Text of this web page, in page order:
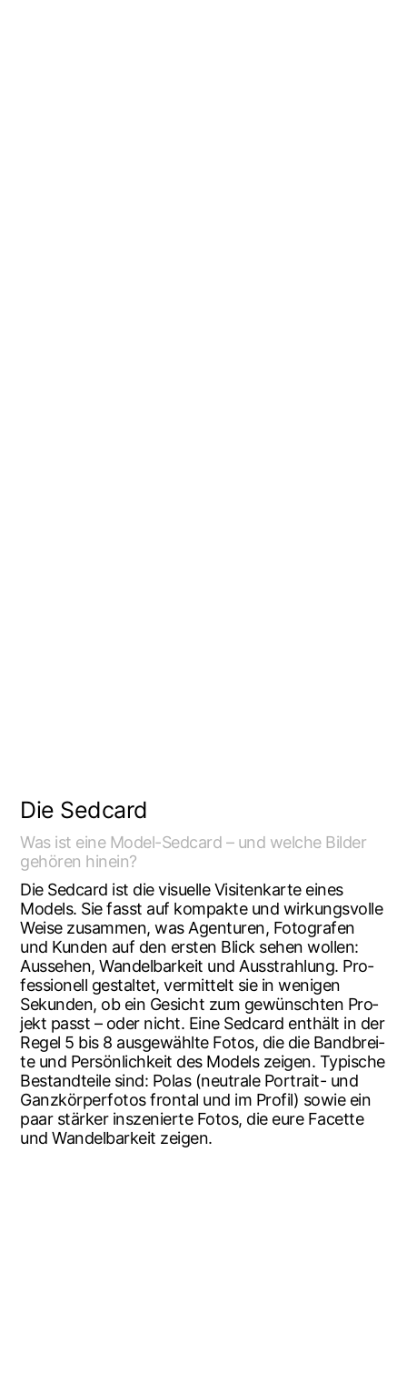
Die Sedcard
Was ist eine Model-Sedcard – und wel­che Bil­der
gehö­ren hinein?
Die Sedcard ist die visu­el­le Visi­ten­kar­te eines
Models. Sie fasst auf kom­pak­te und wir­kungs­vol­le
Wei­se zusam­men, was Agen­tu­ren, Foto­gra­fen
und Kun­den auf den ers­ten Blick sehen wol­len:
Aus­se­hen, Wan­del­bar­keit und Aus­strah­lung. Pro­
fes­sio­nell gestal­tet, ver­mit­telt sie in weni­gen
Sekun­den, ob ein Gesicht zum gewünsch­ten Pro­
jekt passt – oder nicht. Eine Sedcard ent­hält in der
Regel 5 bis 8 aus­ge­wähl­te Fotos, die die Band­brei­
te und Per­sön­lich­keit des Models zei­gen. Typi­sche
Bestand­tei­le sind: Polas (neu­tra­le Por­trait- und
Ganz­kör­per­fo­tos fron­tal und im Pro­fil) sowie ein
paar stär­ker insze­nier­te Fotos, die eure Facet­te
und Wan­del­bar­keit zeigen.